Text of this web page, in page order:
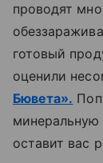
проводят
готовый
оценили
Бювета».
минеральную
оставит вас